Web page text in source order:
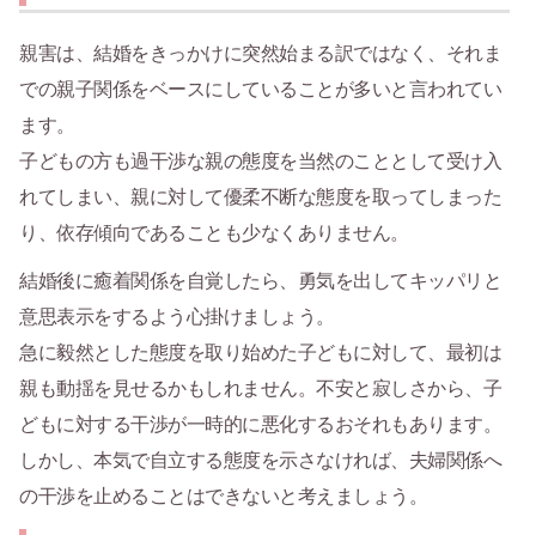
親害は、結婚をきっかけに突然始まる訳ではなく、それま
での親子関係をベースにしていることが多いと言われてい
ます。
子どもの方も過干渉な親の態度を当然のこととして受け入
れてしまい、親に対して優柔不断な態度を取ってしまった
り、依存傾向であることも少なくありません。
結婚後に癒着関係を自覚したら、勇気を出してキッパリと
意思表示をするよう心掛けましょう。
急に毅然とした態度を取り始めた子どもに対して、最初は
親も動揺を見せるかもしれません。不安と寂しさから、子
どもに対する干渉が一時的に悪化するおそれもあります。
しかし、本気で自立する態度を示さなければ、夫婦関係へ
の干渉を止めることはできないと考えましょう。